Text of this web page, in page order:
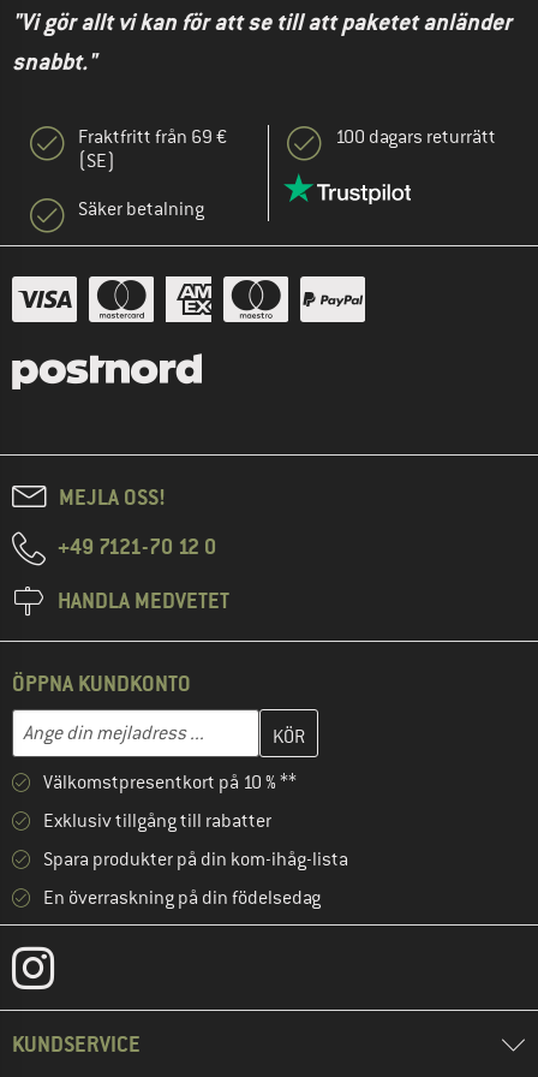
"Vi gör allt vi kan för att se till att paketet anländer
snabbt."
Fraktfritt från 69 €
(SE)
Säker betalning
100 dagars returrätt
MEJLA OSS!
+49 7121-70 12 0
HANDLA MEDVETET
ÖPPNA KUNDKONTO
Mejladress
Skriv in din e-postadress här och skapa ditt kundkonto i nästa
Välkomstpresentkort på 10 % **
Exklusiv tillgång till rabatter
Spara produkter på din kom-ihåg-lista
En överraskning på din födelsedag
KUNDSERVICE